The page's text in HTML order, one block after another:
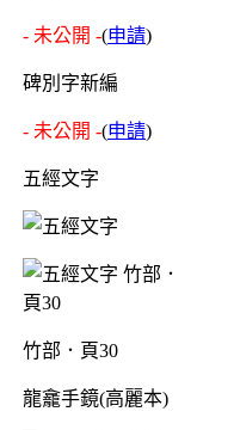
- 未公開 -(申請)
碑別字新編
- 未公開 -(申請)
五經文字
竹部．頁30
龍龕手鏡(高麗本)